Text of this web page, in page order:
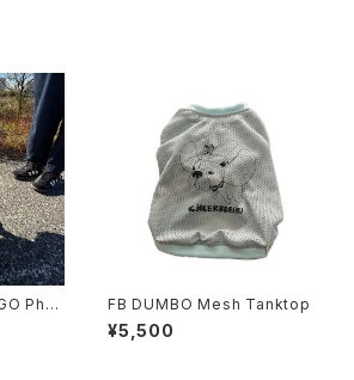
Phot
FB DUMBO Mesh Tanktop
¥5,500